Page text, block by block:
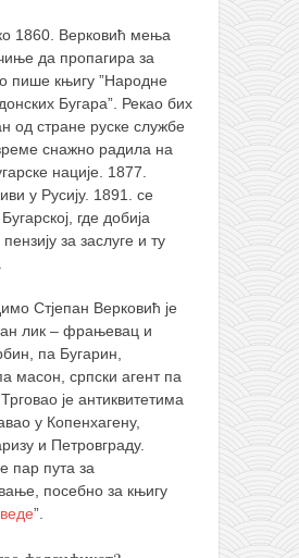
1860. Верковић мења
да пропагира за
пише књигу ”Народне
Бугара”. Рекао бих
од стране руске службе
време снажно радила на
нације. 1877.
у Русију. 1891. се
где добија
за заслуге и ту
Стјепан Верковић је
лик – фрањевац и
па Бугарин,
масон, српски агент па
је антиквитетима
у Копенхагену,
и Петровграду.
пар пута за
посебно за књигу
”.